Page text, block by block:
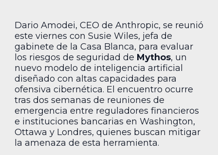
Dario Amodei, CEO de Anthropic, se reunió
este viernes con Susie Wiles, jefa de
gabinete de la Casa Blanca, para evaluar
los riesgos de seguridad de Mythos, un
nuevo modelo de inteligencia artificial
diseñado con altas capacidades para
ofensiva cibernética. El encuentro ocurre
tras dos semanas de reuniones de
emergencia entre reguladores financieros
e instituciones bancarias en Washington,
Ottawa y Londres, quienes buscan mitigar
la amenaza de esta herramienta.